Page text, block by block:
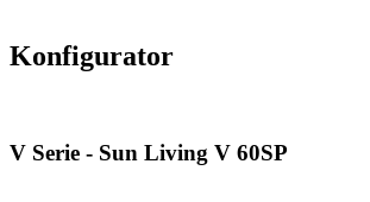
Konfigurator
V Serie - Sun Living V 60SP